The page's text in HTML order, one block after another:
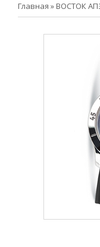
Главная » ВОСТОК